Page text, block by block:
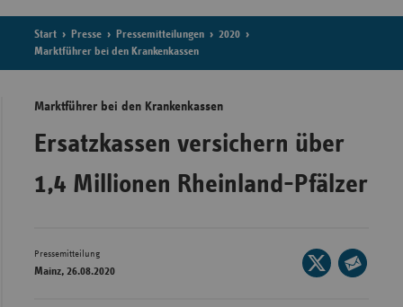
der
Start Presse Pressemitteilungen
2020
Marktführer bei den Krankenkassen
Marktführer bei den Krankenkassen
Ersatzkassen versichern über
1,4 Millionen Rheinland-Pfälzer
Pressemitteilung
Mainz, 26.08.2020
Seite
auf